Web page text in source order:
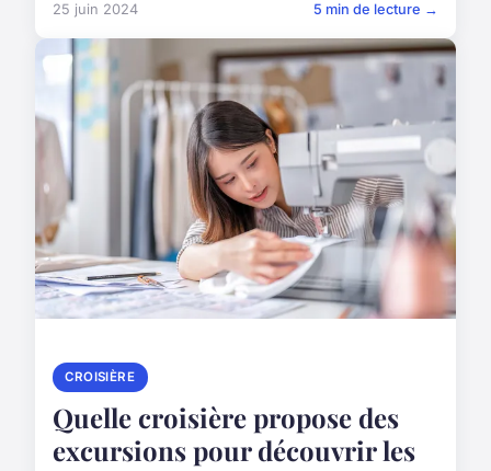
25 juin 2024 5 min de lecture →
CROISIÈRE
Quelle croisière propose des
excursions pour découvrir les